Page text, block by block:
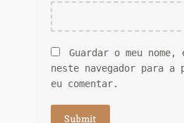
Guardar o meu
neste navegador para a
eu comentar.